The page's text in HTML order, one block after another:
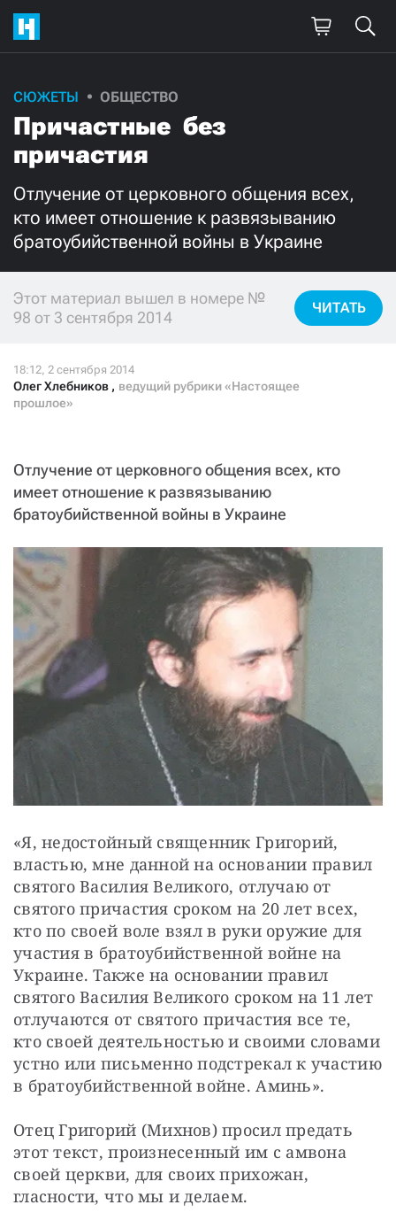
СЮЖЕТЫ ОБЩЕСТВО
Причастные  без
причастия
Отлучение от церковного общения всех,
кто имеет отношение к развязыванию
братоубийственной войны в Украине
Этот материал вышел в номере №
98 от 3 сентября 2014
ЧИТАТЬ
Олег Хлебников , ведущий рубрики «Настоящее
прошлое»
Отлучение от церковного общения всех, кто
имеет отношение к развязыванию
братоубийственной войны в Украине
«Я, недостойный священник Григорий,
властью, мне данной на основании правил
святого Василия Великого, отлучаю от
святого причастия сроком на 20 лет всех,
кто по своей воле взял в руки оружие для
участия в братоубийственной войне на
Украине. Также на основании правил
святого Василия Великого сроком на 11 лет
отлучаются от святого причастия все те,
кто своей деятельностью и своими словами
устно или письменно подстрекал к участию
в братоубийственной войне. Аминь».
Отец Григорий (Михнов) просил предать
этот текст, произнесенный им с амвона
своей церкви, для своих прихожан,
гласности, что мы и делаем.